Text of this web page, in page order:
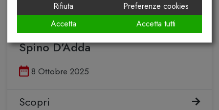
La seconda vita della Tenuta Terre
e Libertà presentazione del libro a
Spino D’Adda
Pubblicato il
8 Ottobre 2025
Scopri
Rifiuta
Preferenze cookies
Accetta
Accetta tutti